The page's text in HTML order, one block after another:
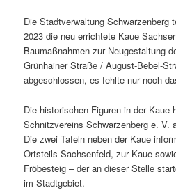
Die Stadtverwaltung Schwarzenberg
2023 die neu errich­tete Kaue
Baumaßnahmen zur Neugestaltung
Grünhainer Straße / August-Bebel-
abge­schlossen, es fehlte nur noch
Die histo­ri­schen Figuren in der Kaue
Schnitzvereins Schwarzenberg e. V.
Die zwei Tafeln neben der Kaue
Ortsteils Sachsenfeld, zur Kaue
Fröbesteig – der an dieser Stelle
im Stadtgebiet.